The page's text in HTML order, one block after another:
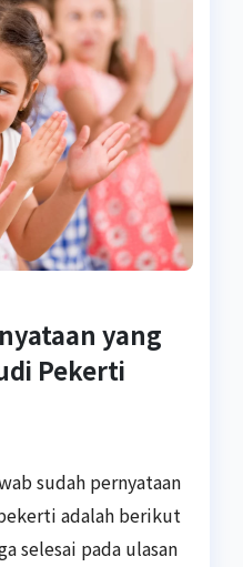
yang
Pekerti
sudah pernyataan
adalah berikut
selesai pada ulasan